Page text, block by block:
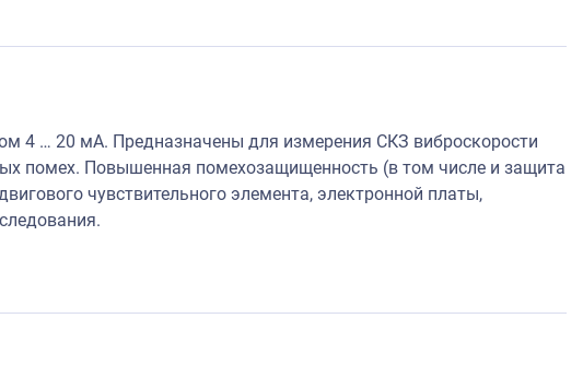
4 … 20 мА. Предназначены для измерения СКЗ виброскорости
помех. Повышенная помехозащищенность (в том числе и защита
чувствительного элемента, электронной платы,